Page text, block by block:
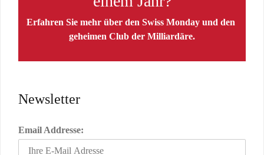
Erfahren Sie mehr über den Swiss Monday und den
geheimen Club der Milliardäre.
Newsletter
Email Addresse: